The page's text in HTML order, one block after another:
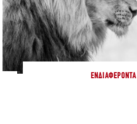
ΕΝΔΙΑΦΈΡΟΝΤΑ